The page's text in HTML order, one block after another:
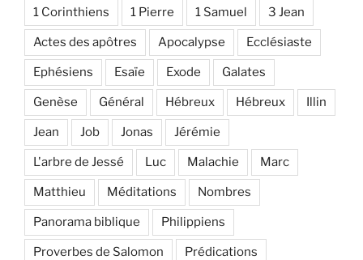
1 Corinthiens 1 Pierre 1 Samuel 3 Jean
Actes des apôtres Apocalypse Ecclésiaste
Ephésiens Esaïe Exode Galates
Genèse Général Hébreux Hébreux Illin
Jean Job Jonas Jérémie
L'arbre de Jessé Luc Malachie Marc
Matthieu Méditations Nombres
Panorama biblique Philippiens
Proverbes de Salomon Prédications